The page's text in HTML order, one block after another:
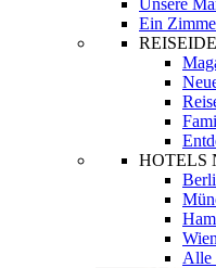
Ein
HOTELS
Wien
Alle